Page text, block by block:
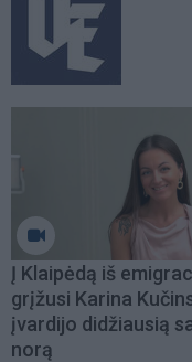
Į Klaipėdą iš
grįžusi Karina
įvardijo didžiausią
norą